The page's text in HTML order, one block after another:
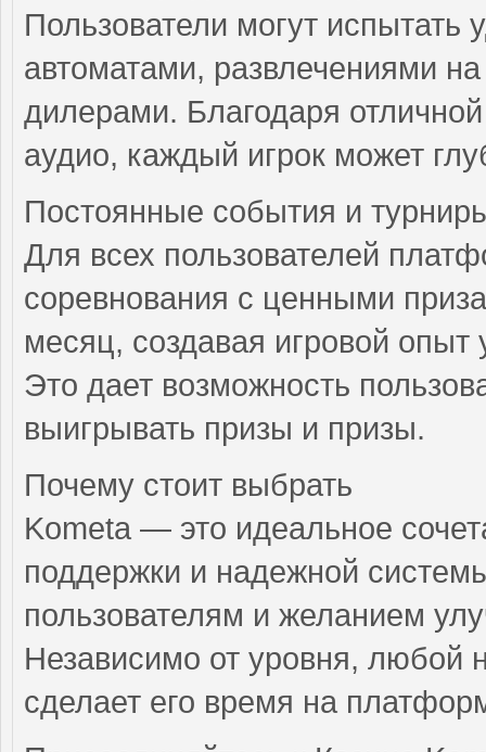
Пользователи могут
автоматами, развлечениями
дилерами. Благодаря
аудио, каждый игрок может
Постоянные события и
Для всех пользователей
соревнования с ценными
месяц, создавая игровой
Это дает возможность
выигрывать призы и призы.
Почему стоит выбрать
Kometa — это идеальное
поддержки и надежной
пользователям и желанием
Независимо от уровня, любой
сделает его время на